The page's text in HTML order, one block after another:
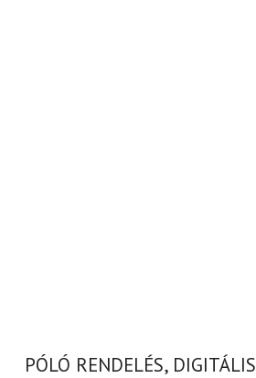
PÓLÓ RENDELÉS, DIGITÁLIS